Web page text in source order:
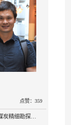
点赞：359